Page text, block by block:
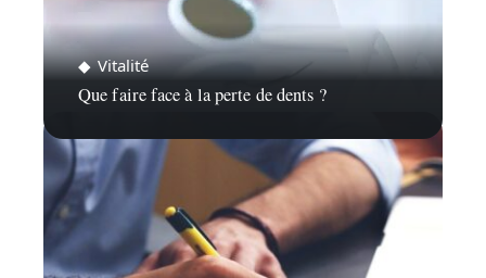
Vitalité
Que faire face à la perte de dents ?